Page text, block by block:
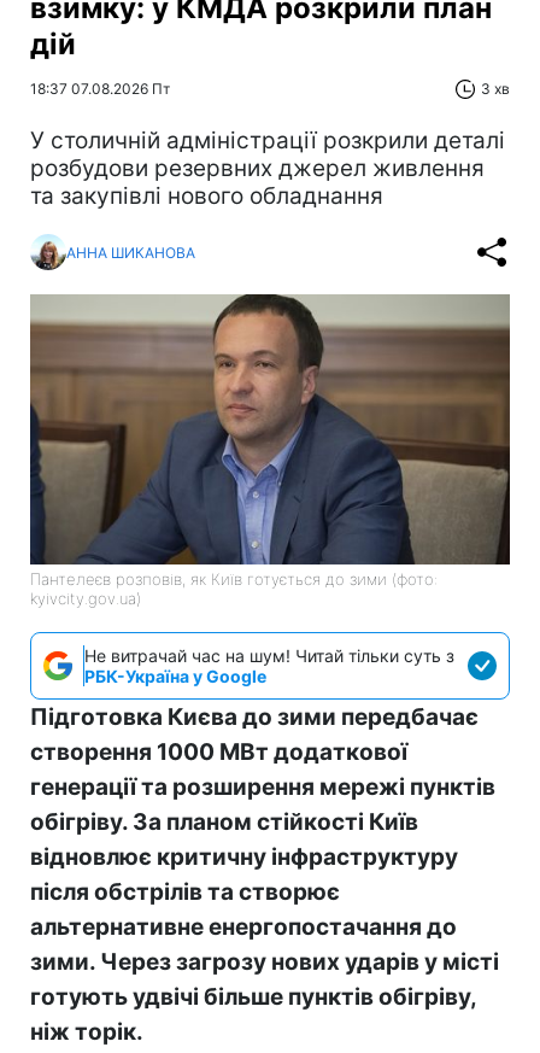
взимку: у КМДА розкрили план
дій
18:37 07.08.2026 Пт 3 хв
У столичній адміністрації розкрили деталі
розбудови резервних джерел живлення
та закупівлі нового обладнання
АННА ШИКАНОВА
Пантелеєв розповів, як Київ готується до зими (фото:
kyivcity.gov.ua)
Не витрачай час на шум! Читай тільки суть з
РБК-Україна у Google
Підготовка Києва до зими передбачає
створення 1000 МВт додаткової
генерації та розширення мережі пунктів
обігріву. За планом стійкості Київ
відновлює критичну інфраструктуру
після обстрілів та створює
альтернативне енергопостачання до
зими. Через загрозу нових ударів у місті
готують удвічі більше пунктів обігріву,
ніж торік.